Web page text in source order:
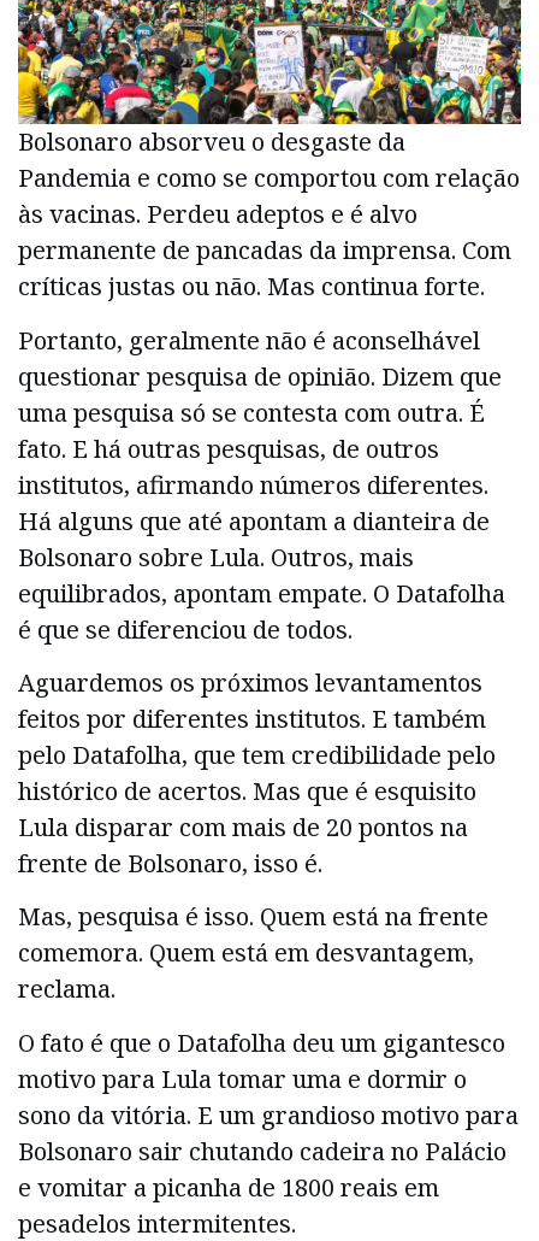
Bolsonaro absorveu o desgaste da
Pandemia e como se comportou com relação
às vacinas. Perdeu adeptos e é alvo
permanente de pancadas da imprensa. Com
críticas justas ou não. Mas continua forte.
Portanto, geralmente não é aconselhável
questionar pesquisa de opinião. Dizem que
uma pesquisa só se contesta com outra. É
fato. E há outras pesquisas, de outros
institutos, afirmando números diferentes.
Há alguns que até apontam a dianteira de
Bolsonaro sobre Lula. Outros, mais
equilibrados, apontam empate. O Datafolha
é que se diferenciou de todos.
Aguardemos os próximos levantamentos
feitos por diferentes institutos. E também
pelo Datafolha, que tem credibilidade pelo
histórico de acertos. Mas que é esquisito
Lula disparar com mais de 20 pontos na
frente de Bolsonaro, isso é.
Mas, pesquisa é isso. Quem está na frente
comemora. Quem está em desvantagem,
reclama.
O fato é que o Datafolha deu um gigantesco
motivo para Lula tomar uma e dormir o
sono da vitória. E um grandioso motivo para
Bolsonaro sair chutando cadeira no Palácio
e vomitar a picanha de 1800 reais em
pesadelos intermitentes.